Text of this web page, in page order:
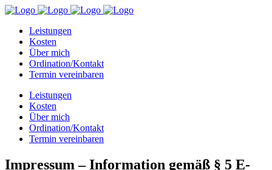
Leistungen
Kosten
Über mich
Ordination/Kontakt
Termin vereinbaren
Leistungen
Kosten
Über mich
Ordination/Kontakt
Termin vereinbaren
Impressum – Information gemäß § 5 E-